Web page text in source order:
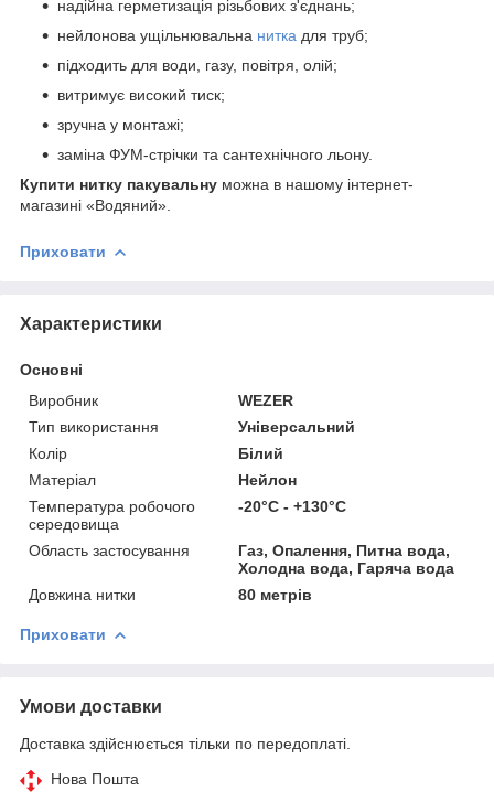
надійна герметизація різьбових з'єднань;
нейлонова ущільнювальна нитка для труб;
підходить для води, газу, повітря, олій;
витримує високий тиск;
зручна у монтажі;
заміна ФУМ-стрічки та сантехнічного льону.
Купити нитку пакувальну можна в нашому інтернет-
магазині «Водяний».
Приховати
Характеристики
Основні
Виробник
WEZER
Тип використання
Універсальний
Колір
Білий
Матеріал
Нейлон
Температура робочого
середовища
-20°C - +130°C
Область застосування
Газ, Опалення, Питна вода,
Холодна вода, Гаряча вода
Довжина нитки
80 метрів
Приховати
Умови доставки
Доставка здійснюється тільки по передоплаті.
Нова Пошта